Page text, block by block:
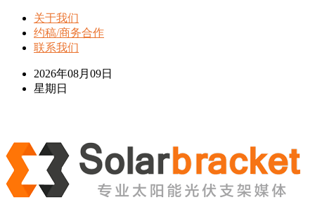
关于我们
约稿/商务合作
联系我们
2026年08月09日
星期日